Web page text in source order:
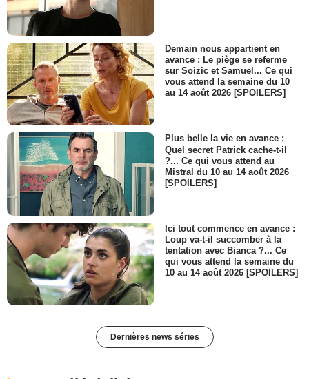
Demain nous appartient en
avance : Le piège se referme
sur Soizic et Samuel... Ce qui
vous attend la semaine du 10
au 14 août 2026 [SPOILERS]
Plus belle la vie en avance :
Quel secret Patrick cache-t-il
?... Ce qui vous attend au
Mistral du 10 au 14 août 2026
[SPOILERS]
Ici tout commence en avance :
Loup va-t-il succomber à la
tentation avec Bianca ?... Ce
qui vous attend la semaine du
10 au 14 août 2026 [SPOILERS]
Dernières news séries